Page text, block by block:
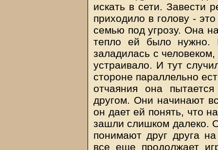
искать в сети. Завести
приходило в голову -
семью под угрозу. Она
тепло ей было нужно.
заладилась с
устраивало. И тут
стороне параллельно
отчаяния она
другом. Они начинают
он дает ей понять, что
зашли слишком далеко.
понимают друг друга
все еще продолжает